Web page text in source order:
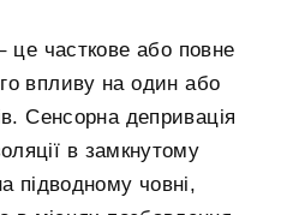
це часткове або повне
впливу на один або
Сенсорна депривація
в замкнутому
підводному човні,